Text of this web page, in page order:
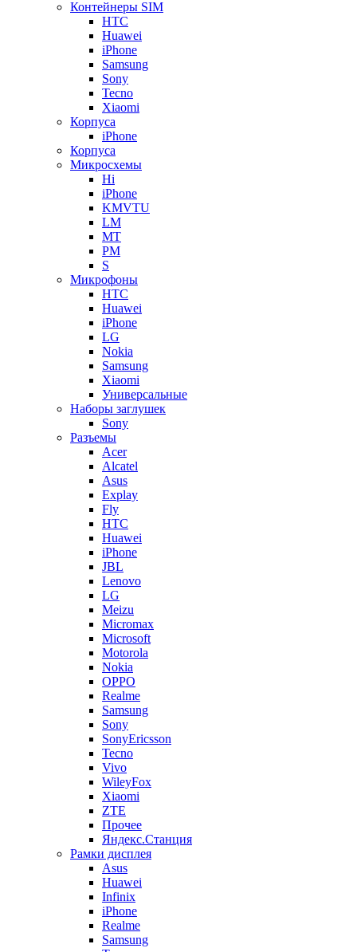
Контейнеры SIM
HTC
Huawei
iPhone
Samsung
Sony
Tecno
Xiaomi
Корпуса
iPhone
Корпуса
Микросхемы
Hi
iPhone
KMVTU
LM
MT
PM
S
Микрофоны
HTC
Huawei
iPhone
LG
Nokia
Samsung
Xiaomi
Универсальные
Наборы заглушек
Sony
Разъемы
Acer
Alcatel
Asus
Explay
Fly
HTC
Huawei
iPhone
JBL
Lenovo
LG
Meizu
Micromax
Microsoft
Motorola
Nokia
OPPO
Realme
Samsung
Sony
SonyEricsson
Tecno
Vivo
WileyFox
Xiaomi
ZTE
Прочее
Яндекс.Станция
Рамки дисплея
Asus
Huawei
Infinix
iPhone
Realme
Samsung